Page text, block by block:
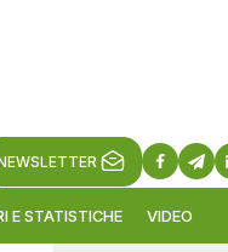
E STATISTICHE VIDEO